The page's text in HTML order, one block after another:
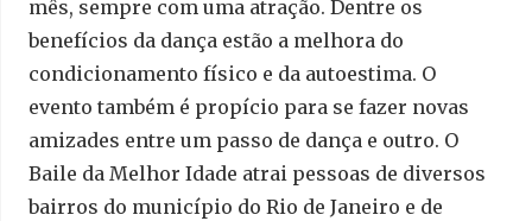
mês, sempre com uma atração. Dentre os
benefícios da dança estão a melhora do
condicionamento físico e da autoestima. O
evento também é propício para se fazer novas
amizades entre um passo de dança e outro. O
Baile da Melhor Idade atrai pessoas de diversos
bairros do município do Rio de Janeiro e de